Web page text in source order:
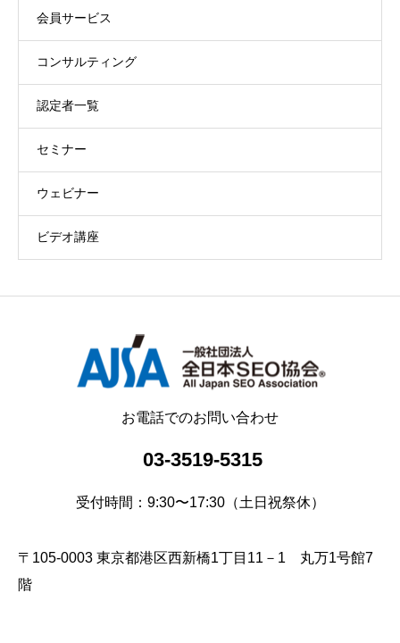
会員サービス
コンサルティング
認定者一覧
セミナー
ウェビナー
ビデオ講座
お電話でのお問い合わせ
03-3519-5315
受付時間：9:30〜17:30（土日祝祭休）
〒105-0003 東京都港区西新橋1丁目11－1 丸万1号館7
階